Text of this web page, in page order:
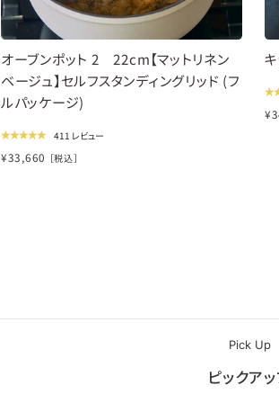
オーブンポット 2 22cm【マットリネン
ベージュ】セルフスタンディングリッド (フ
ルパッケージ)
411 レビュー
¥33,660 ［税込］
¥
Pick Up
ピックア